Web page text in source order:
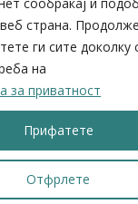
страна.
ги сите доколку
на
за приватност
Отфрлете
Прифатете
Македонија
Северна
самоуправа
администрација
и наука